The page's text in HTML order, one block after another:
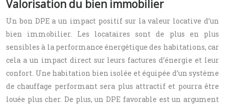
Valorisation du bien immobilier
Un bon DPE a un impact positif sur la valeur locative d’un
bien immobilier. Les locataires sont de plus en plus
sensibles à la performance énergétique des habitations, car
cela a un impact direct sur leurs factures d’énergie et leur
confort. Une habitation bien isolée et équipée d’un système
de chauffage performant sera plus attractif et pourra être
louée plus cher. De plus, un DPE favorable est un argument